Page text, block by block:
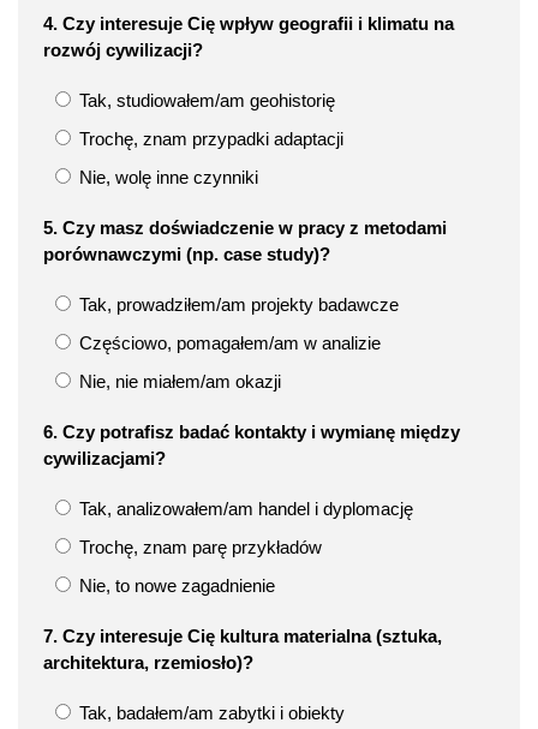
4. Czy interesuje Cię wpływ geografii i klimatu na
rozwój cywilizacji?
Tak, studiowałem/am geohistorię
Trochę, znam przypadki adaptacji
Nie, wolę inne czynniki
5. Czy masz doświadczenie w pracy z metodami
porównawczymi (np. case study)?
Tak, prowadziłem/am projekty badawcze
Częściowo, pomagałem/am w analizie
Nie, nie miałem/am okazji
6. Czy potrafisz badać kontakty i wymianę między
cywilizacjami?
Tak, analizowałem/am handel i dyplomację
Trochę, znam parę przykładów
Nie, to nowe zagadnienie
7. Czy interesuje Cię kultura materialna (sztuka,
architektura, rzemiosło)?
Tak, badałem/am zabytki i obiekty